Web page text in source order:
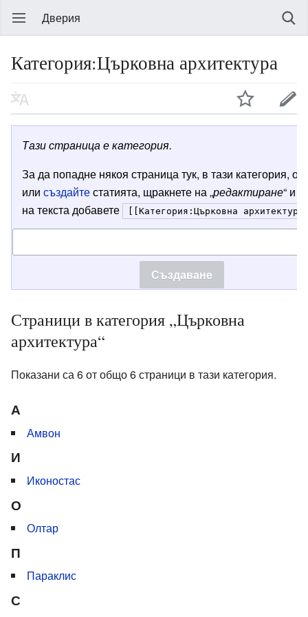
Дверия
Категория:Църковна архитектура
Тази страница е категория.
За да попадне някоя страница тук, в тази категория,
илисъздайтестатията, щракнете на „редактиране“ и
на текста добавете
[[Категория:Църковна
Страници в категория „Църковна
архитектура“
Показани са 6 от общо 6 страници в тази категория.
А
Амвон
И
Иконостас
О
Олтар
П
Параклис
С